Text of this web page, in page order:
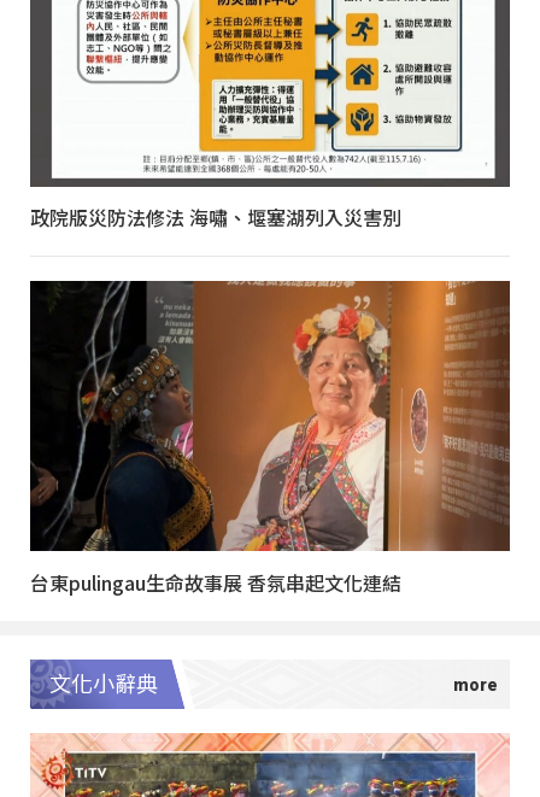
政院版災防法修法 海嘯、堰塞湖列入災害別
台東pulingau生命故事展 香氛串起文化連結
文化小辭典